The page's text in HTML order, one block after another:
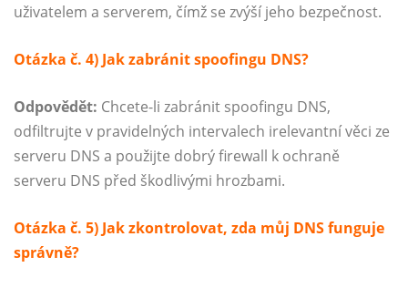
uživatelem a serverem, čímž se zvýší jeho bezpečnost.
Otázka č. 4) Jak zabránit spoofingu DNS?
Odpovědět: Chcete-li zabránit spoofingu DNS,
odfiltrujte v pravidelných intervalech irelevantní věci ze
serveru DNS a použijte dobrý firewall k ochraně
serveru DNS před škodlivými hrozbami.
Otázka č. 5) Jak zkontrolovat, zda můj DNS funguje
správně?